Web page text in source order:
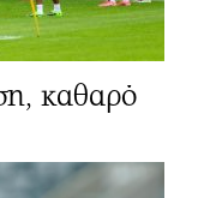
καθαρό